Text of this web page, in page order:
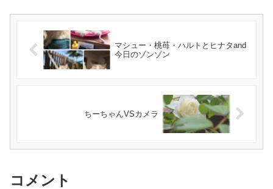
マシュー・桃苺・ハルトとヒナタand
今日のゾンゾン
ちーちゃんVSカメラ
コメント